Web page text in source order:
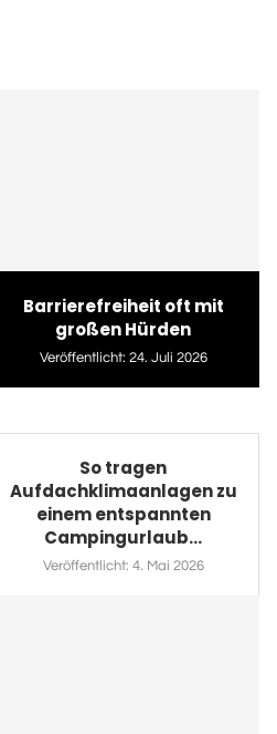
Barrierefreiheit oft mit
großen Hürden
Veröffentlicht: 24. Juli 2026
So tragen
Aufdachklimaanlagen zu
einem entspannten
Campingurlaub...
Veröffentlicht: 4. Mai 2026